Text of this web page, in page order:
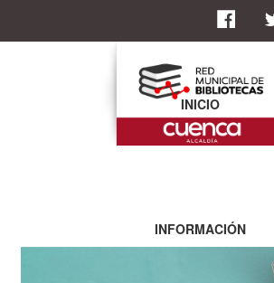
INICIO
INFORMACIÓN